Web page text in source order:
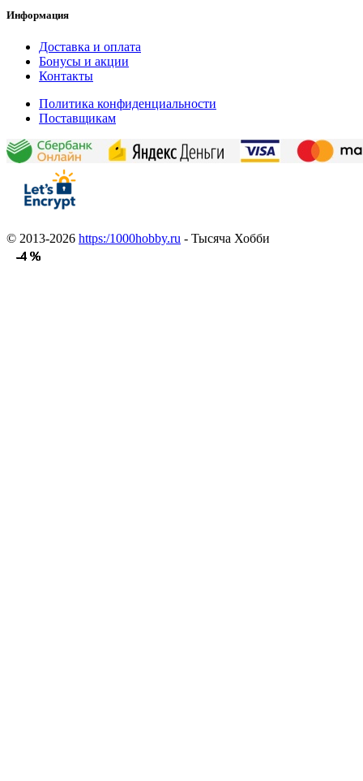
-4 %
-4 %
-4 %
-4 %
-4 %
-4 %
-4 %
-4 %
-4 %
-4 %
-4 %
-4 %
Информация
Доставка и оплата
Бонусы и акции
Контакты
Политика конфиденциальности
Поставщикам
© 2013-2026 https:/1000hobby.ru - Тысяча Хобби